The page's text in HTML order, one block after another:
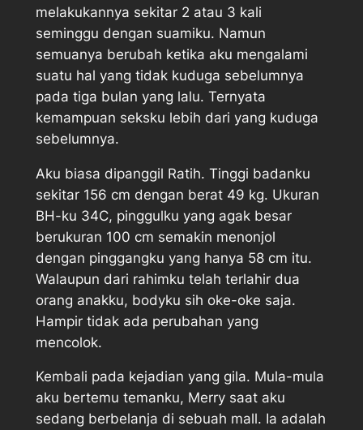
melakukannya sekitar 2 atau 3 kali
seminggu dengan suamiku. Namun
semuanya berubah ketika aku mengalami
suatu hal yang tidak kuduga sebelumnya
pada tiga bulan yang lalu. Ternyata
kemampuan seksku lebih dari yang kuduga
sebelumnya.
Aku biasa dipanggil Ratih. Tinggi badanku
sekitar 156 cm dengan berat 49 kg. Ukuran
BH-ku 34C, pinggulku yang agak besar
berukuran 100 cm semakin menonjol
dengan pinggangku yang hanya 58 cm itu.
Walaupun dari rahimku telah terlahir dua
orang anakku, bodyku sih oke-oke saja.
Hampir tidak ada perubahan yang
mencolok.
Kembali pada kejadian yang gila. Mula-mula
aku bertemu temanku, Merry saat aku
sedang berbelanja di sebuah mall. Ia adalah